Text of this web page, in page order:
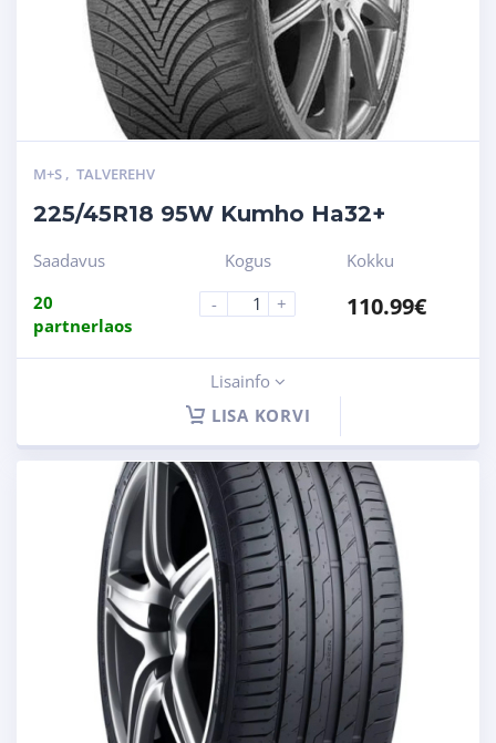
M+S , TALVEREHV
225/45R18 95W Kumho Ha32+
Saadavus
20
partnerlaos
Kogus
-
+
Kokku
110.99€
Lisainfo
LISA KORVI